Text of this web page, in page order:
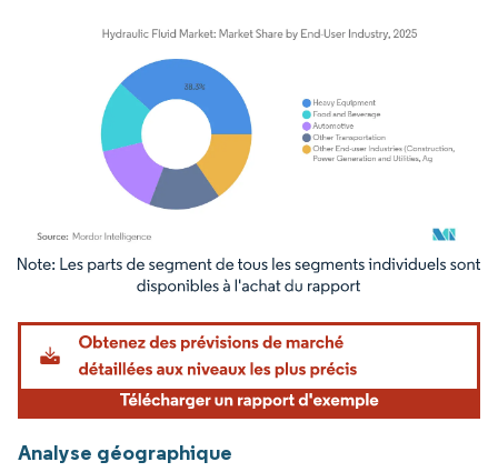
Image © Mordor Intelligence. La réutilisation nécessite une attribution sous CC BY
Analyse géographique